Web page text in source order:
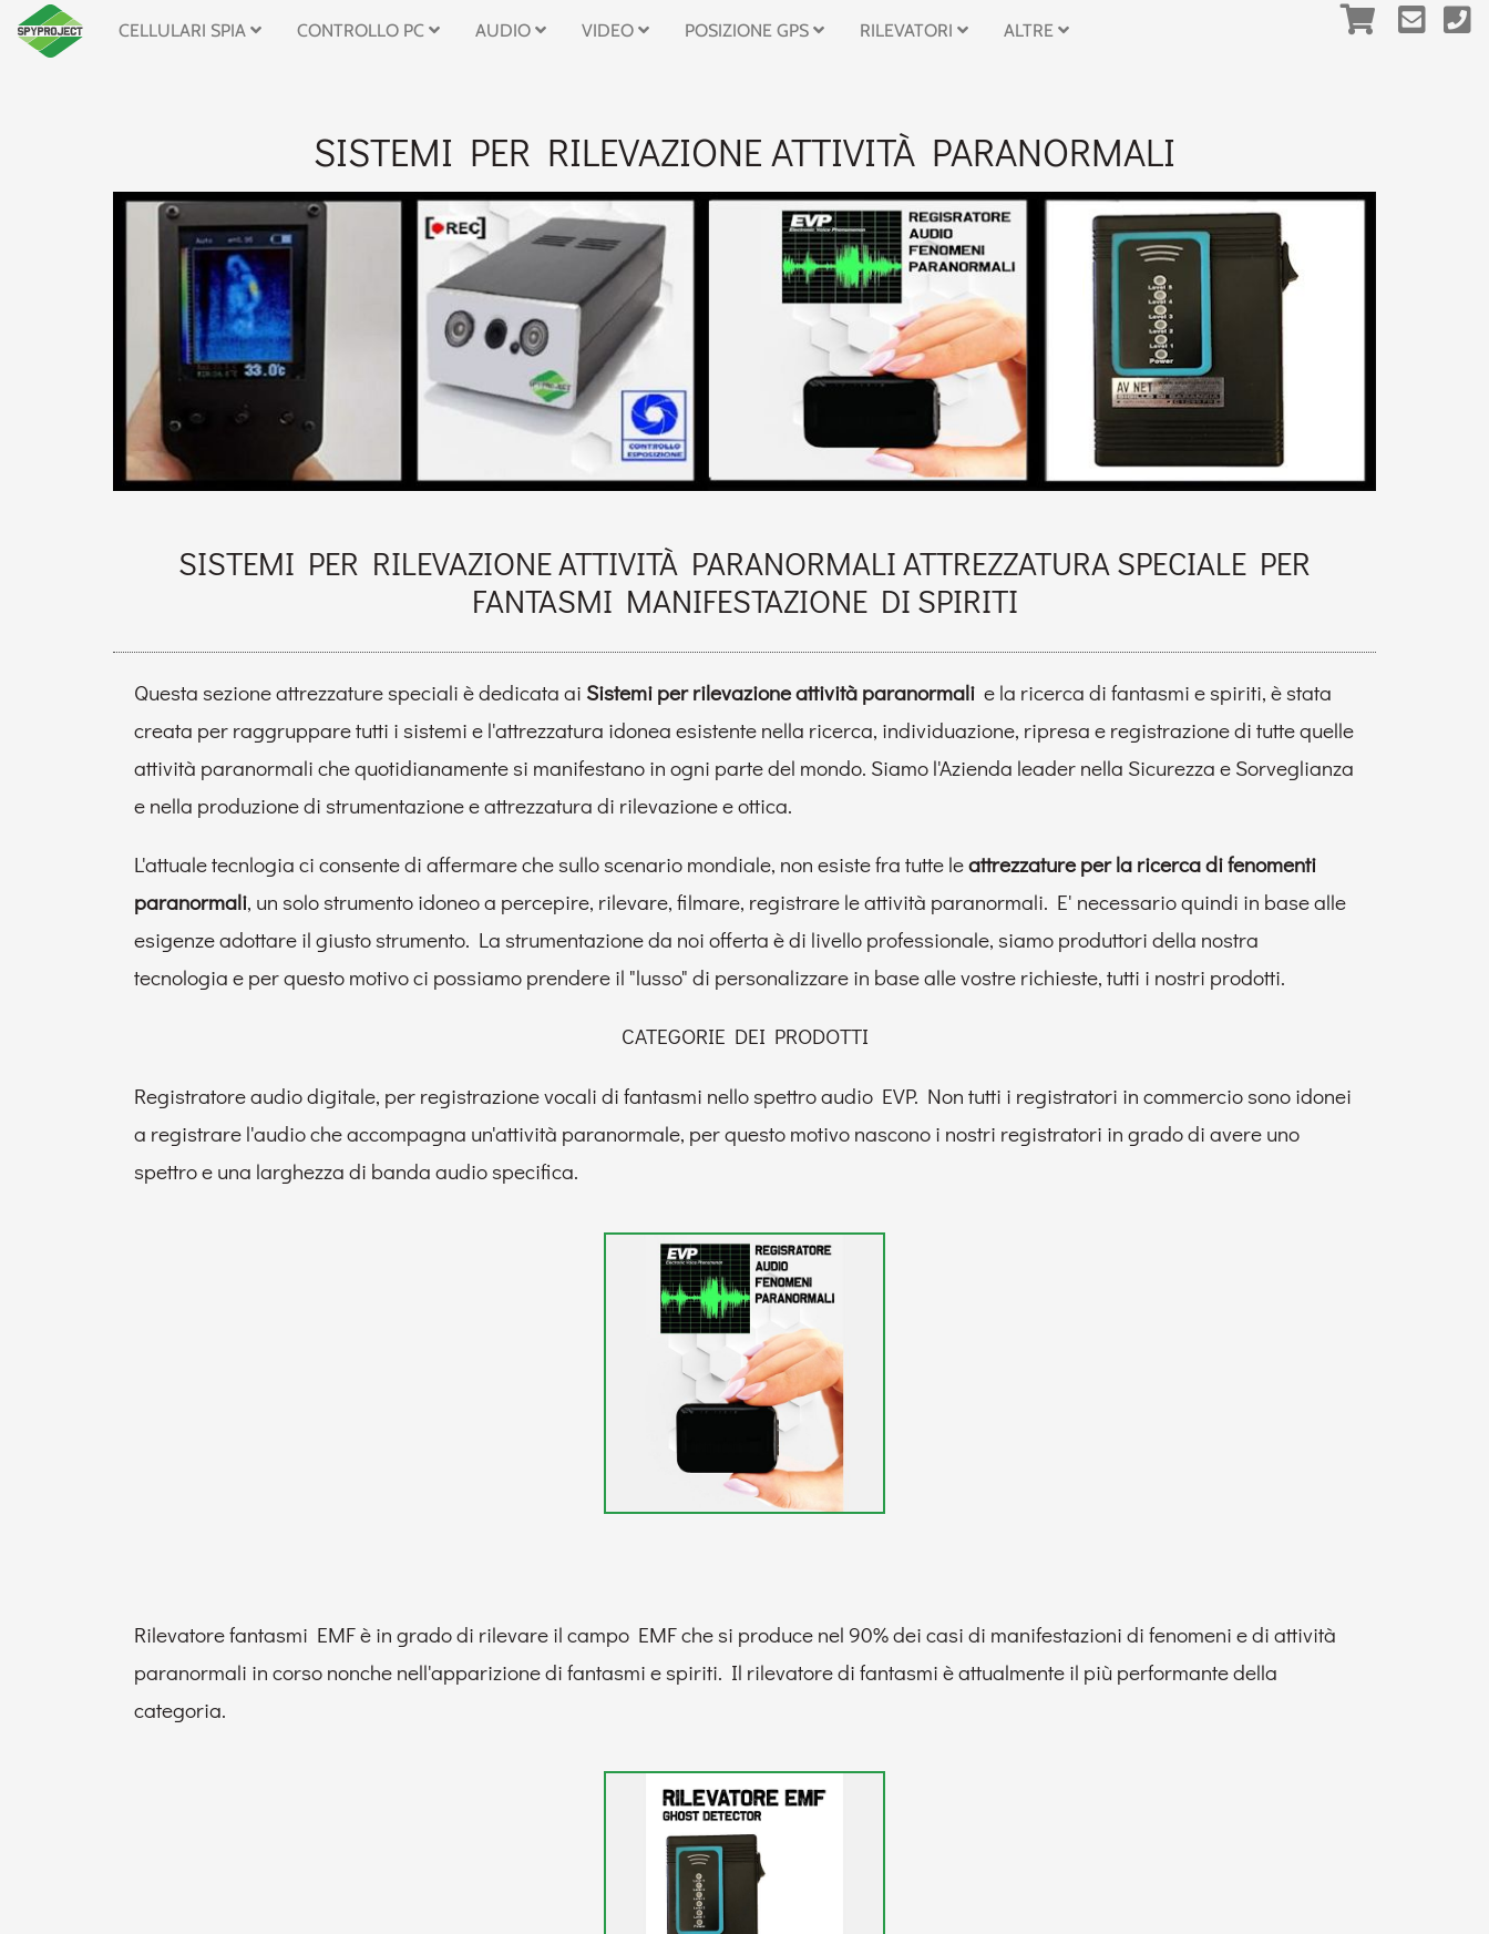
CELLULARI SPIA CONTROLLO PC AUDIO VIDEO POSIZIONE GPS RILEVATORI ALTRE
SISTEMI PER RILEVAZIONE ATTIVITÀ PARANORMALI
SISTEMI PER RILEVAZIONE ATTIVITÀ PARANORMALI ATTREZZATURA SPECIALE PER
FANTASMI MANIFESTAZIONE DI SPIRITI
Questa sezione attrezzature speciali è dedicata ai Sistemi per rilevazione attività paranormali e la ricerca di fantasmi e spiriti, è stata
creata per raggruppare tutti i sistemi e l'attrezzatura idonea esistente nella ricerca, individuazione, ripresa e registrazione di tutte quelle
attività paranormali che quotidianamente si manifestano in ogni parte del mondo. Siamo l'Azienda leader nella Sicurezza e Sorveglianza
e nella produzione di strumentazione e attrezzatura di rilevazione e ottica.
L'attuale tecnlogia ci consente di affermare che sullo scenario mondiale, non esiste fra tutte leattrezzature per la ricerca di fenomenti
paranormali, un solo strumento idoneo a percepire, rilevare, filmare, registrare le attività paranormali. E' necessario quindi in base alle
esigenze adottare il giusto strumento. La strumentazione da noi offerta è di livello professionale, siamo produttori della nostra
tecnologia e per questo motivo ci possiamo prendere il "lusso" di personalizzare in base alle vostre richieste, tutti i nostri prodotti.
CATEGORIE DEI PRODOTTI
Registratore audio digitale, per registrazione vocali di fantasmi nello spettro audio EVP. Non tutti i registratori in commercio sono idonei
a registrare l'audio che accompagna un'attività paranormale, per questo motivo nascono i nostri registratori in grado di avere uno
spettro e una larghezza di banda audio specifica.
Rilevatore fantasmi EMF è in grado di rilevare il campo EMF che si produce nel 90% dei casi di manifestazioni di fenomeni e di attività
paranormali in corso nonche nell'apparizione di fantasmi e spiriti. Il rilevatore di fantasmi è attualmente il più performante della
categoria.